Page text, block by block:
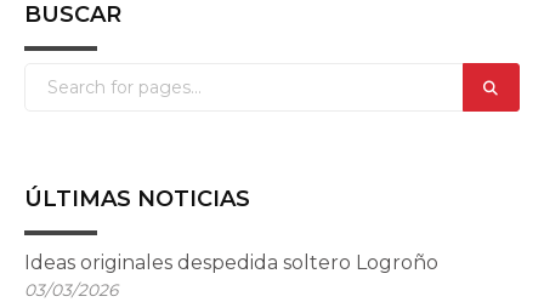
BUSCAR
ÚLTIMAS NOTICIAS
Ideas originales despedida soltero Logroño
03/03/2026